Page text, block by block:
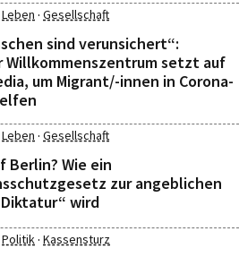
Leben · Gesellschaft
sind verunsichert“:
Willkommenszentrum setzt auf
um Migrant/-innen in Corona-
Leben · Gesellschaft
Berlin? Wie ein
zur angeblichen
wird
Politik· Kassensturz